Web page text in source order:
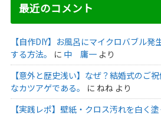
最近のコメント
【自作DIY】お風呂にマイクロバブル
する方法。
に 中 庸一より
【意外と歴史浅い】なぜ？結婚式のご
なカツアゲである。
に ねねより
【実践レポ】壁紙・クロス汚れを白く